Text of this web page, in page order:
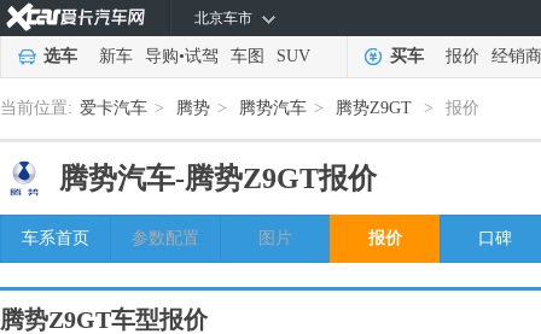
北京车市
选车 新车 导购•试驾 车图 SUV 买车 报价 经销商
当前位置: 爱卡汽车 > 腾势 > 腾势汽车 > 腾势Z9GT > 报价
腾势汽车-腾势Z9GT报价
车系首页 参数配置 图片 报价 口碑
腾势Z9GT车型报价